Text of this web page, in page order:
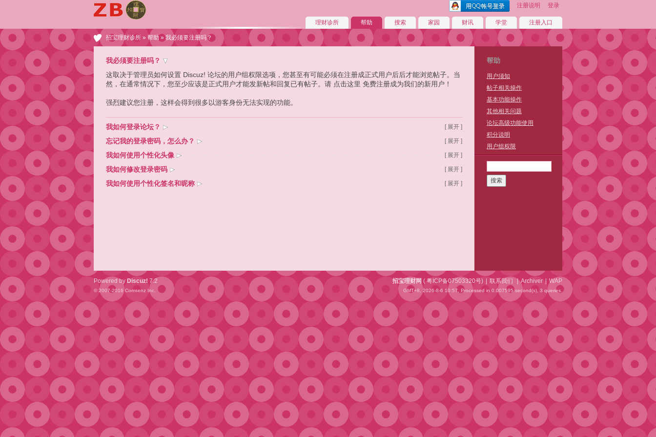
注册说明 登录
理财诊所 帮助 搜索 家园 财讯 学堂 注册入口
招宝理财诊所 » 帮助 » 我必须要注册吗？
帮助
用户须知
帖子相关操作
基本功能操作
其他相关问题
论坛高级功能使用
积分说明
用户组权限
搜索
我必须要注册吗？
这取决于管理员如何设置 Discuz! 论坛的用户组权限选项，您甚至有可能必须在注册成正式用户后后才能浏览帖子。当
然，在通常情况下，您至少应该是正式用户才能发新帖和回复已有帖子。请 点击这里 免费注册成为我们的新用户！
强烈建议您注册，这样会得到很多以游客身份无法实现的功能。
我如何登录论坛？ [ 展开 ]
忘记我的登录密码，怎么办？ [ 展开 ]
我如何使用个性化头像 [ 展开 ]
我如何修改登录密码 [ 展开 ]
我如何使用个性化签名和昵称 [ 展开 ]
招宝理财网 ( 粤ICP备07503320号) 联系我们 | Archiver WAP
GMT+8, 2026-8-6 10:57, Processed in 0.007595 second(s), 3 queries
Powered by Discuz! 7.2
© 2007-2016Comsenz Inc.